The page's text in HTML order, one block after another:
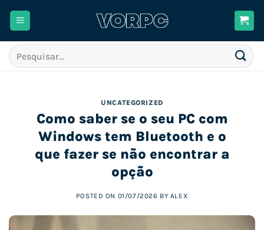
Pesquisar
por:
UNCATEGORIZED
Como saber se o seu PC com
Windows tem Bluetooth e o
que fazer se não encontrar a
opção
POSTED ON 01/07/2026 BY ALEX